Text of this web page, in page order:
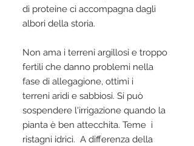
di proteine ci accompagna dagli
albori della storia.
Non ama i terreni argillosi e troppo
fertili che danno problemi nella
fase di allegagione, ottimi i
terreni aridi e sabbiosi. Si può
sospendere l'irrigazione quando la
pianta è ben attecchita. Teme i
ristagni idrici. A differenza della